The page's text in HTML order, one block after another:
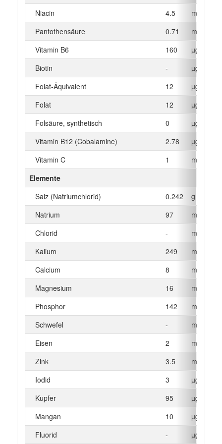
Niacin
4.5
mg
Pantothensäure
0.71
mg
Vitamin B6
160
µg
Biotin
-
µg
Folat-Äquivalent
12
µg
Folat
12
µg
Folsäure, synthetisch
0
µg
Vitamin B12 (Cobalamine)
2.78
µg
Vitamin C
1
mg
Elemente
Salz (Natriumchlorid)
0.242
g
Natrium
97
mg
Chlorid
-
mg
Kalium
249
mg
Calcium
8
mg
Magnesium
16
mg
Phosphor
142
mg
Schwefel
-
mg
Eisen
2
mg
Zink
3.5
mg
Iodid
3
µg
Kupfer
95
µg
Mangan
10
µg
Fluorid
- µg